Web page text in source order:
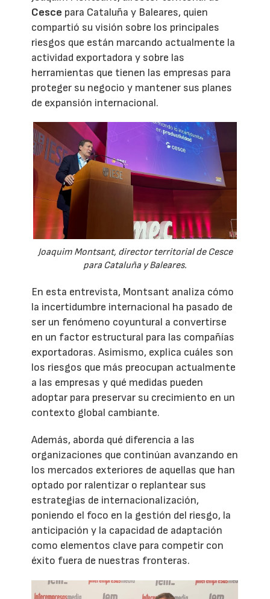
Cesce para Cataluña y Baleares, quien
compartió su visión sobre los principales
riesgos que están marcando actualmente la
actividad exportadora y sobre las
herramientas que tienen las empresas para
proteger su negocio y mantener sus planes
de expansión internacional.
Joaquim Montsant, director territorial de Cesce
para Cataluña y Baleares.
En esta entrevista, Montsant analiza cómo
la incertidumbre internacional ha pasado de
ser un fenómeno coyuntural a convertirse
en un factor estructural para las compañías
exportadoras. Asimismo, explica cuáles son
los riesgos que más preocupan actualmente
a las empresas y qué medidas pueden
adoptar para preservar su crecimiento en un
contexto global cambiante.
Además, aborda qué diferencia a las
organizaciones que continúan avanzando en
los mercados exteriores de aquellas que han
optado por ralentizar o replantear sus
estrategias de internacionalización,
poniendo el foco en la gestión del riesgo, la
anticipación y la capacidad de adaptación
como elementos clave para competir con
éxito fuera de nuestras fronteras.